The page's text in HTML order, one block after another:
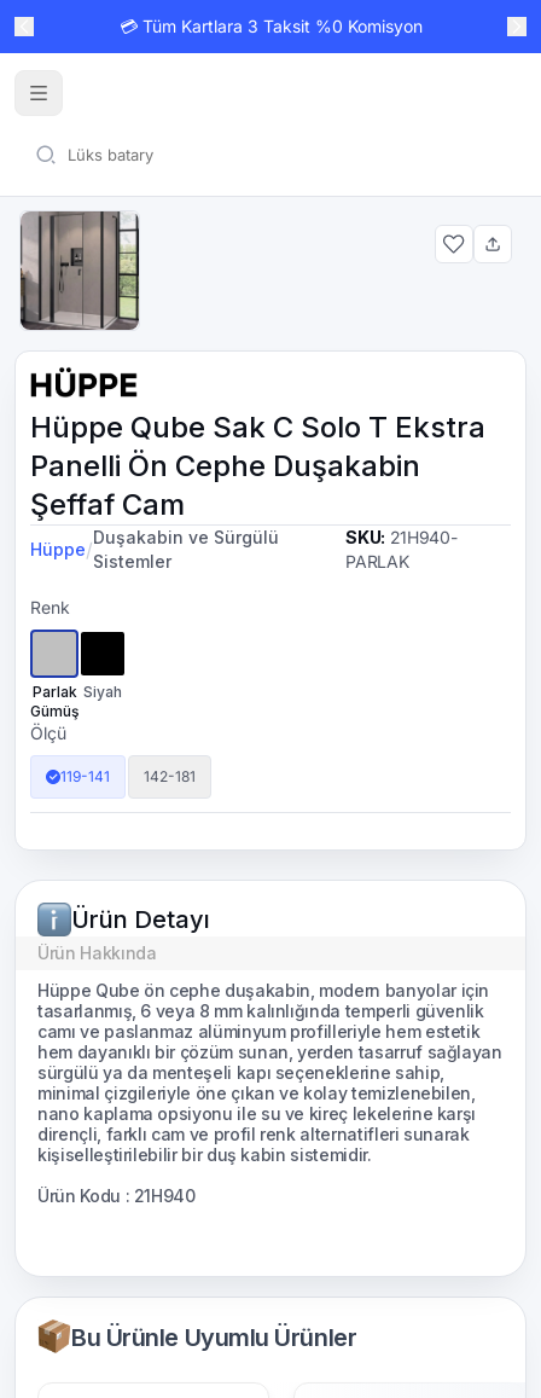
💳 Tüm Kartlara 3 Taksit %0 Komisyon
Hüppe Qube Sak C Solo T Ekstra
Panelli Ön Cephe Duşakabin
Şeffaf Cam
Hüppe/
Duşakabin ve Sürgülü
Sistemler
SKU: 21H940-
PARLAK
Renk
Parlak
Gümüş
Siyah
Ölçü
119-141 142-181
Bu Ürünle Uyumlu Ürünler
Ürün Detayı
Ürün Hakkında
Hüppe Qube ön cephe duşakabin, modern banyolar için
tasarlanmış, 6 veya 8 mm kalınlığında temperli güvenlik
camı ve paslanmaz alüminyum profilleriyle hem estetik
hem dayanıklı bir çözüm sunan, yerden tasarruf sağlayan
sürgülü ya da menteşeli kapı seçeneklerine sahip,
minimal çizgileriyle öne çıkan ve kolay temizlenebilen,
nano kaplama opsiyonu ile su ve kireç lekelerine karşı
dirençli, farklı cam ve profil renk alternatifleri sunarak
kişiselleştirilebilir bir duş kabin sistemidir.
Ürün Kodu : 21H940